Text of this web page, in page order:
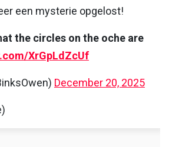
een mysterie opgelost!
the circles on the oche are
XrGpLdZcUf
December 20, 2025